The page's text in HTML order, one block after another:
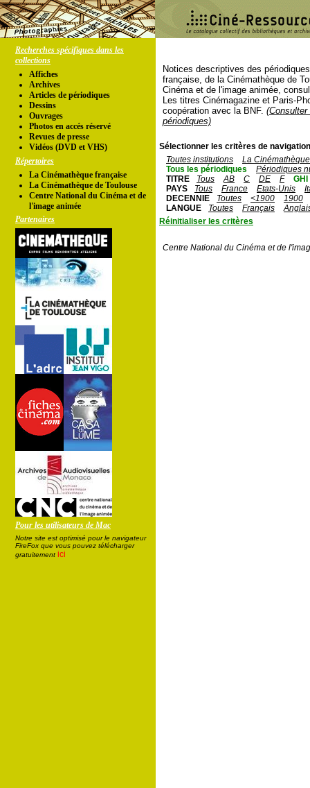
Recherches spécifiques dans les
collections
Affiches
Archives
Articles de périodiques
Dessins
Ouvrages
Photos en accés réservé
Revues de presse
Vidéos (DVD et VHS)
Répertoires
La Cinémathèque française
La Cinémathèque de Toulouse
Centre National du Cinéma et de
l'image animée
Partenaires
Pour les utilisateurs de Mac
Notre site est optimisé pour le navigateur
FireFox que vous pouvez télécharger
gratuitement ici
Notices descriptives des
française, de la Cinémathèque de
Cinéma et de l'image animée,
Les titres Cinémagazine et Paris-
coopération avec la BNF.
périodiques)
Sélectionner les critères de
Toutes institutions
La
Tous les périodiques
Périodiques
TITRE
Tous AB C DE F
GHI
PAYS
Tous France Etats-Unis
DECENNIE
Toutes <1900
1900
LANGUE
Toutes Français
Réinitialiser les critères
Centre National du Cinéma et de